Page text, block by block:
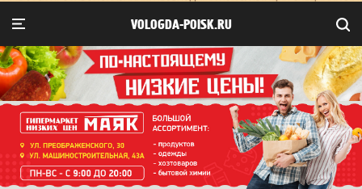
VOLOGDA-POISK.RU